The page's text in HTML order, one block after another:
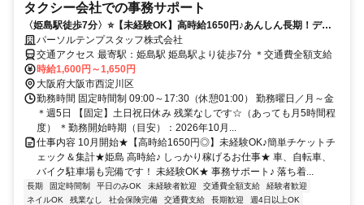
タクシー会社での事務サポート
〈姫島駅徒歩7分〉⭐️【未経験OK】高時給1650円♪あんしん長期！デー
タをチェック★
パーソルテンプスタッフ株式会社
交通アクセス 最寄駅：姫島駅 姫島駅より徒歩7分 ＊交通費全額支給
時給1,600円～1,650円
大阪府大阪市西淀川区
勤務時間 固定時間制 09:00～17:30（休憩01:00） 勤務曜日／月～金
＊週5日 【固定】土日祝日休み 残業なしです☆（あっても月5時間程
度） ＊勤務開始時期（目安）：2026年10月...
仕事内容 10月開始★【高時給1650円◎】未経験OK♪簡単チケットチ
ェック＆集計★姫島 高時給♪ しっかり稼げるお仕事★ 車、自転車、
バイク駐車場も完備です！ 未経験OK★ 事務サポート♪ 落ち着...
長期 固定時間制 平日のみOK 未経験者歓迎 交通費全額支給
経験者歓迎
ネイルOK
残業なし 社会保険完備 交通費支給 長期歓迎
週4日以上OK